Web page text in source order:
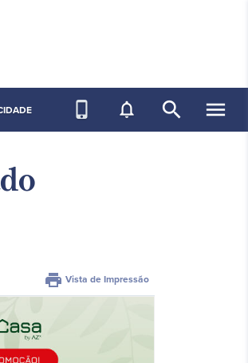
phone_iphone notifications_none search menu
print Vista de Impressão